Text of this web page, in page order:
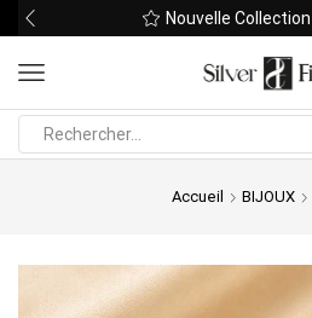
Nouvelle Collection
Accueil BIJOUX